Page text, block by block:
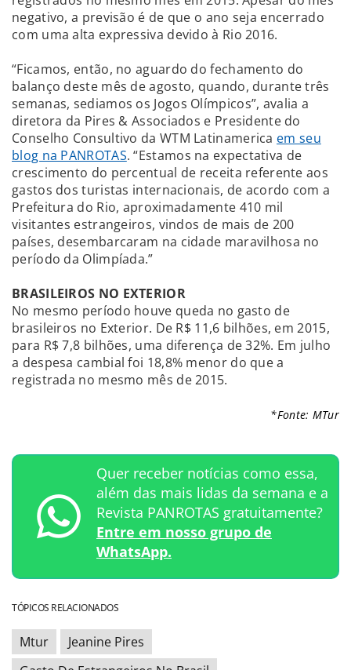
negativo, a previsão é de que o ano seja encerrado
com uma alta expressiva devido à Rio 2016.
“Ficamos, então, no aguardo do fechamento do
balanço deste mês de agosto, quando, durante três
semanas, sediamos os Jogos Olímpicos”, avalia a
diretora da Pires & Associados e Presidente do
Conselho Consultivo da WTM Latinamerica em seu
blog na PANROTAS. “Estamos na expectativa de
crescimento do percentual de receita referente aos
gastos dos turistas internacionais, de acordo com a
Prefeitura do Rio, aproximadamente 410 mil
visitantes estrangeiros, vindos de mais de 200
países, desembarcaram na cidade maravilhosa no
período da Olimpíada.”
BRASILEIROS NO EXTERIOR
No mesmo período houve queda no gasto de
brasileiros no Exterior. De R$ 11,6 bilhões, em 2015,
para R$ 7,8 bilhões, uma diferença de 32%. Em julho
a despesa cambial foi 18,8% menor do que a
registrada no mesmo mês de 2015.
*Fonte: MTur
Quer receber notícias como essa,
além das mais lidas da semana e a
Revista PANROTAS gratuitamente?
Entre em nosso grupo de
WhatsApp.
TÓPICOS RELACIONADOS
Mtur
Jeanine Pires